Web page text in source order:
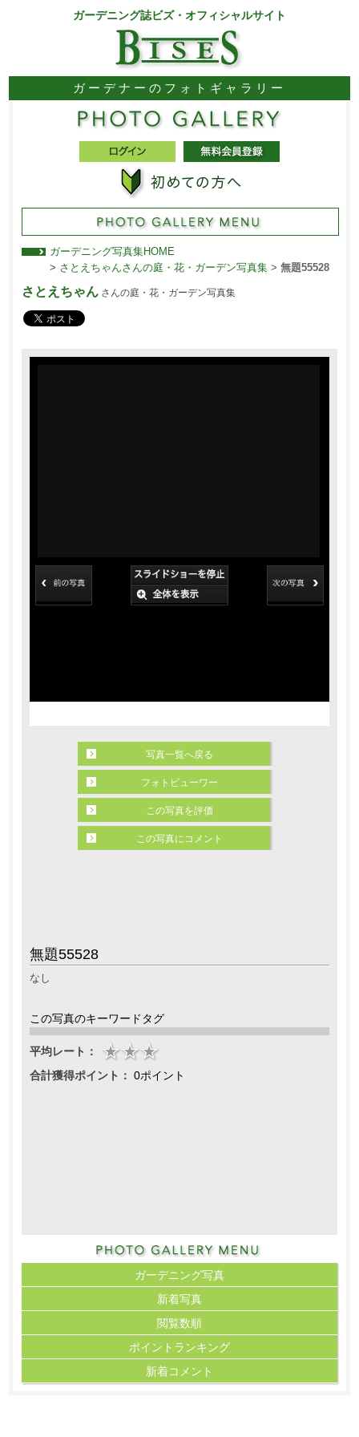
ガーデニング誌ビズ・オフィシャルサイト
ガーデナーのフォトギャラリー
ガーデニング写真集HOME
> さとえちゃんさんの庭・花・ガーデン写真集> 無題55528
さとえちゃんさんの庭・花・ガーデン写真集
無題55528
なし
この写真のキーワードタグ
平均レート：
合計獲得ポイント： 0ポイント
写真一覧へ戻る
フォトビューワー
この写真を評価
この写真にコメント
ガーデニング写真
新着写真
閲覧数順
ポイント ランキング
新着コメント